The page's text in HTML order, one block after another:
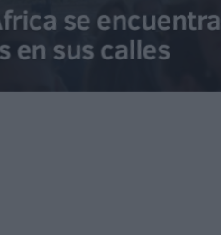
se encuentra
en sus calles